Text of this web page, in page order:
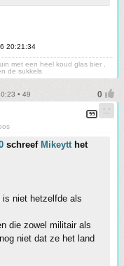
20:21:34
met een heel koud glas bier ,
de sukkels
• 49
schreef Mikeytthet
is niet hetzelfde als
die zowel militair als
niet dat ze het land